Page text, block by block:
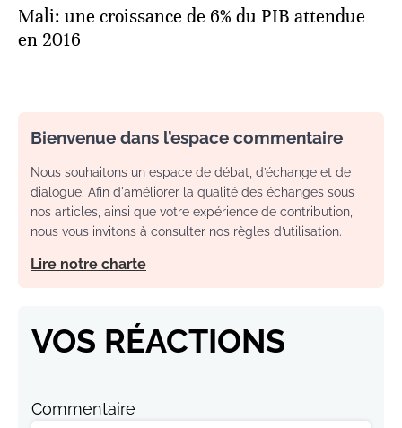
Mali: une croissance de 6% du PIB attendue
en 2016
Bienvenue dans l’espace commentaire
Nous souhaitons un espace de débat, d’échange et de
dialogue. Afin d'améliorer la qualité des échanges sous
nos articles, ainsi que votre expérience de contribution,
nous vous invitons à consulter nos règles d’utilisation.
Lire notre charte
VOS RÉACTIONS
Commentaire